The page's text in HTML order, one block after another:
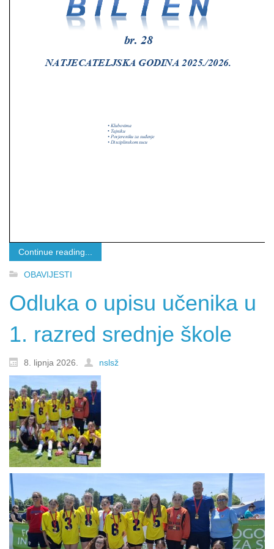
Continue reading...
OBAVIJESTI
Odluka o upisu učenika u
1. razred srednje škole
8. lipnja 2026. nslsž